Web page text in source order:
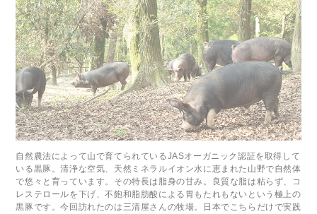
自然農法によって山で育てられているJASオーガニック認証を取得して
いる黒豚。清浄な空気、天然ミネラルイオン水に恵まれた山野で自然体
で悠々と育っています。その特長は脂身の甘み。良質な脂は粘らず、コ
レステロールを下げ、不飽和脂肪酸による胃もたれもないという極上の
黒豚です。今回訪れたのは三清屋さんの牧場。日本でこちらだけで実践